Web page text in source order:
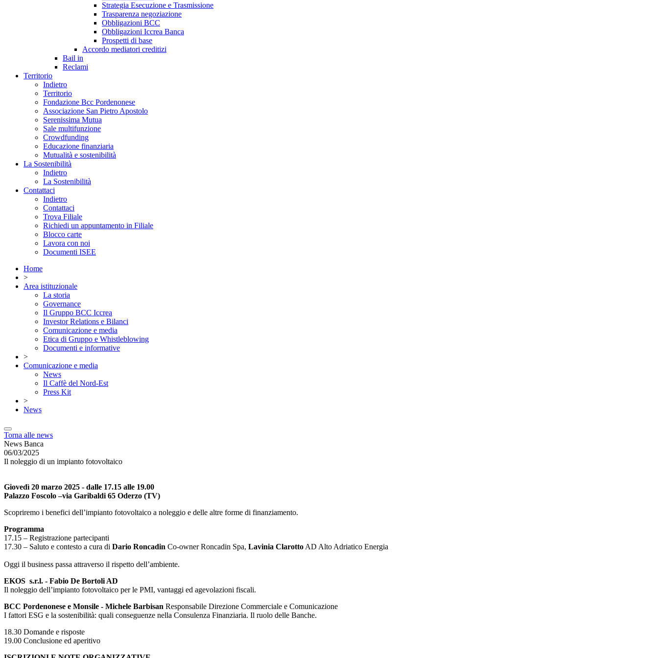
Strategia Esecuzione e Trasmissione
Trasparenza negoziazione
Obbligazioni BCC
Obbligazioni Iccrea Banca
Prospetti di base
Accordo mediatori creditizi
Bail in
Reclami
Territorio
Indietro
Territorio
Fondazione Bcc Pordenonese
Associazione San Pietro Apostolo
Serenissima Mutua
Sale multifunzione
Crowdfunding
Educazione finanziaria
Mutualità e sostenibilità
La Sostenibilità
Indietro
La Sostenibilità
Contattaci
Indietro
Contattaci
Trova Filiale
Richiedi un appuntamento in Filiale
Blocco carte
Lavora con noi
Documenti ISEE
Home
>
Area istituzionale
La storia
Governance
Il Gruppo BCC Iccrea
Investor Relations e Bilanci
Comunicazione e media
Etica di Gruppo e Whistleblowing
Documenti e informative
>
Comunicazione e media
News
Il Caffè del Nord-Est
Press Kit
>
News
Torna alle news
News Banca
06/03/2025
Il noleggio di un impianto fotovoltaico
Giovedì 20 marzo 2025 - dalle 17.15 alle 19.00
Palazzo Foscolo –via Garibaldi 65 Oderzo (TV)
Scopriremo i benefici dell’impianto fotovoltaico a noleggio e delle altre forme di finanziamento.
Programma
17.15 – Registrazione partecipanti
17.30 – Saluto e contesto a cura di Dario Roncadin Co-owner Roncadin Spa, Lavinia Clarotto AD Alto Adriatico Energia
Oggi il business passa attraverso il rispetto dell’ambiente.
EKOS s.r.l. - Fabio De Bortoli AD
Il noleggio dell’impianto fotovoltaico per le PMI, vantaggi ed agevolazioni fiscali.
BCC Pordenonese e Monsile - Michele Barbisan Responsabile Direzione Commerciale e Comunicazione
I fattori ESG e la sostenibilità: quali conseguenze nella Consulenza Finanziaria. Il ruolo delle Banche.
18.30 Domande e risposte
19.00 Conclusione ed aperitivo